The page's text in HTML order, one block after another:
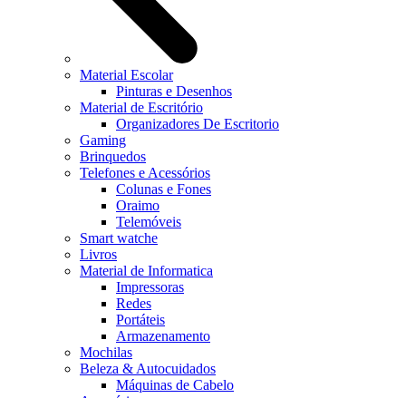
Material Escolar
Pinturas e Desenhos
Material de Escritório
Organizadores De Escritorio
Gaming
Brinquedos
Telefones e Acessórios
Colunas e Fones
Oraimo
Telemóveis
Smart watche
Livros
Material de Informatica
Impressoras
Redes
Portáteis
Armazenamento
Mochilas
Beleza & Autocuidados
Máquinas de Cabelo